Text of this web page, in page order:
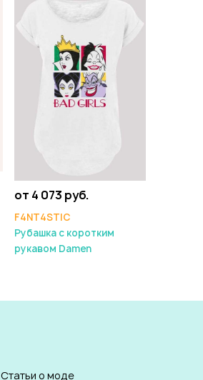
от 4 073 руб.
F4NT4STIC
Рубашка с коротким
рукавом Damen
Статьи о моде